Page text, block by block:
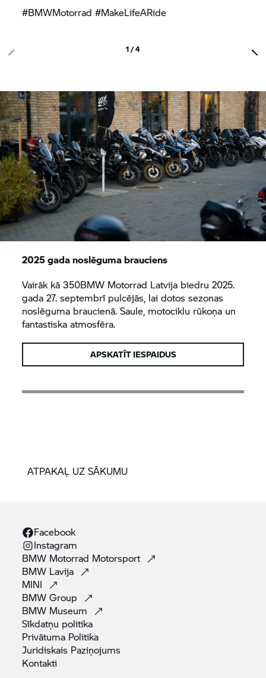
#BMWMotorrad #MakeLifeARide
1 / 4
2025 gada noslēguma brauciens
Vairāk kā 350BMW Motorrad Latvija biedru 2025.
gada 27. septembrī pulcējās, lai dotos sezonas
noslēguma braucienā. Saule, motociklu rūkoņa un
fantastiska atmosfēra.
APSKATĪT IESPAIDUS
ATPAKAĻ UZ SĀKUMU
Facebook
Instagram
BMW Motorrad Motorsport
BMW Lavija
MINI
BMWGroup
BMW Museum
Sīkdatņu politika
Privātuma Politika
Juridiskais Paziņojums
Kontakti